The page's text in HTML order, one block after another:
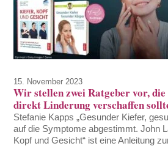
15. November 2023
Wir stellen zwei Ratgeber vor,
direkt Linderung verschaffen
Stefanie Kapps „Gesunder Kiefer,
auf die Symptome abgestimmt. John
Kopf und Gesicht“ ist eine Anleitung